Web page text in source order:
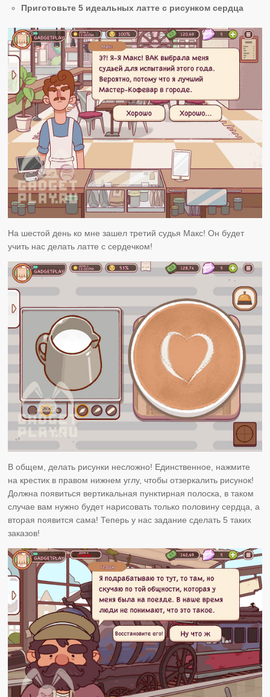
Приготовьте 5 идеальных латте с рисунком сердца
На шестой день ко мне зашел третий судья Макс! Он будет
учить нас делать латте с сердечком!
В общем, делать рисунки несложно! Единственное, нажмите
на крестик в правом нижнем углу, чтобы отзеркалить рисунок!
Должна появиться вертикальная пунктирная полоска, в таком
случае вам нужно будет нарисовать только половину сердца, а
вторая появится сама! Теперь у нас задание сделать 5 таких
заказов!